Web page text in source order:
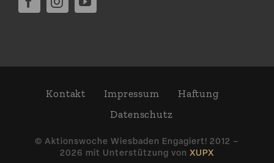
Kontakt Impressum
Haftung
Daten­schutz
© Aktions­woche Wiesbaden Engagiert! 2012 –
2026 mit Unter­stützung von XUPX